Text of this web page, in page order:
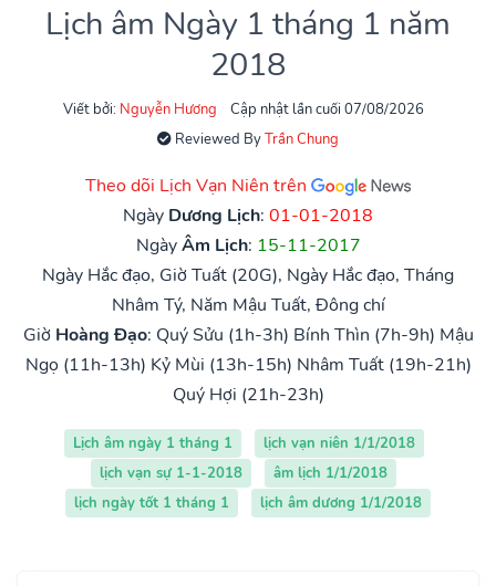
Lịch âm Ngày 1 tháng 1 năm
2018
Viết bởi: Nguyễn Hương
Cập nhật lần cuối 07/08/2026
Reviewed ByTrần Chung
Theo dõi Lịch Vạn Niên trên
Ngày Dương Lịch: 01-01-2018
NgàyÂm Lịch: 15-11-2017
Ngày Hắc đạo, Giờ Tuất (20G), Ngày Hắc đạo, Tháng
Nhâm Tý, Năm Mậu Tuất, Đông chí
Giờ Hoàng Đạo: Quý Sửu (1h-3h) Bính Thìn (7h-9h) Mậu
Ngọ (11h-13h) Kỷ Mùi (13h-15h) Nhâm Tuất (19h-21h)
Quý Hợi (21h-23h)
Lịch âm ngày 1 tháng 1
lịch vạn niên 1/1/2018
lịch vạn sự 1-1-2018
âm lịch 1/1/2018
lịch ngày tốt 1 tháng 1
lịch âm dương 1/1/2018